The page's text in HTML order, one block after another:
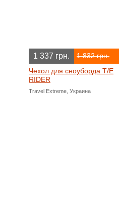
1 337 грн. 1 832 грн.
Чехол для сноуборда T/E
RIDER
Travel Extreme, Украина